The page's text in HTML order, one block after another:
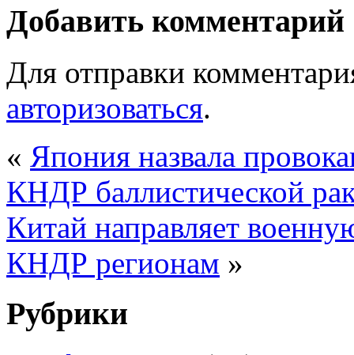
Добавить комментарий
Для отправки
авторизоваться.
« Япония назвала
КНДР баллистической
Китай направляет
КНДР регионам »
Рубрики